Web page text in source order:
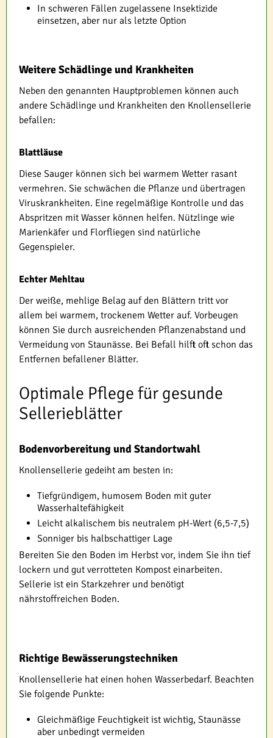
In schweren Fällen zugelassene Insektizide
einsetzen, aber nur als letzte Option
Weitere Schädlinge und Krankheiten
Neben den genannten Hauptproblemen können auch
andere Schädlinge und Krankheiten den Knollensellerie
befallen:
Blattläuse
Diese Sauger können sich bei warmem Wetter rasant
vermehren. Sie schwächen die Pflanze und übertragen
Viruskrankheiten. Eine regelmäßige Kontrolle und das
Abspritzen mit Wasser können helfen. Nützlinge wie
Marienkäfer und Florfliegen sind natürliche
Gegenspieler.
Echter Mehltau
Der weiße, mehlige Belag auf den Blättern tritt vor
allem bei warmem, trockenem Wetter auf. Vorbeugen
können Sie durch ausreichenden Pflanzenabstand und
Vermeidung von Staunässe. Bei Befall hilft oft schon das
Entfernen befallener Blätter.
Optimale Pflege für gesunde
Sellerieblätter
Bodenvorbereitung und Standortwahl
Knollensellerie gedeiht am besten in:
Tiefgründigem, humosem Boden mit guter
Wasserhaltefähigkeit
Leicht alkalischem bis neutralem pH-Wert (6,5-7,5)
Sonniger bis halbschattiger Lage
Bereiten Sie den Boden im Herbst vor, indem Sie ihn tief
lockern und gut verrotteten Kompost einarbeiten.
Sellerie ist ein Starkzehrer und benötigt
nährstoffreichen Boden.
Richtige Bewässerungstechniken
Knollensellerie hat einen hohen Wasserbedarf. Beachten
Sie folgende Punkte:
Gleichmäßige Feuchtigkeit ist wichtig, Staunässe
aber unbedingt vermeiden